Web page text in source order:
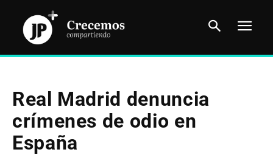
Real Madrid denuncia
crímenes de odio en
España